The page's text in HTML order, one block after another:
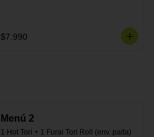
$7.990
Menú 2
1 Hot Tori + 1 Furai Tori Roll (env. palta)